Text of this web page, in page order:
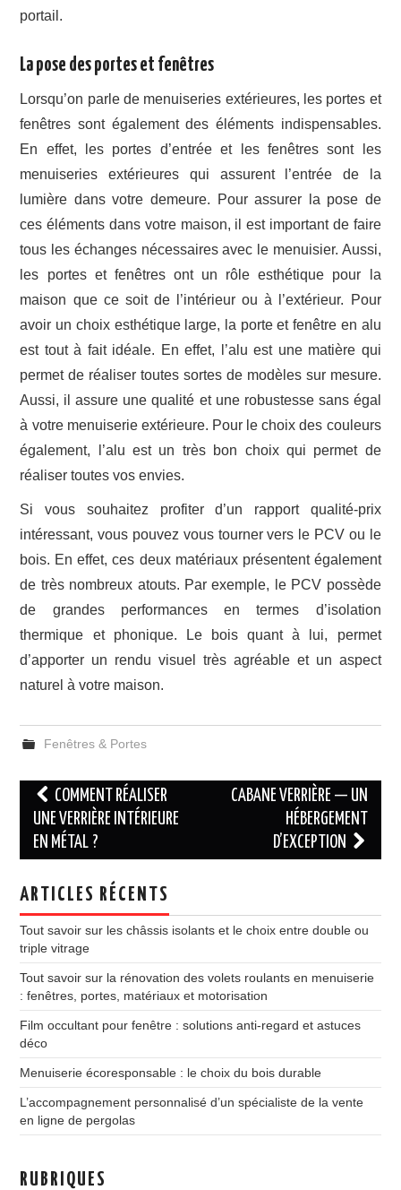
portail.
La pose des portes et fenêtres
Lorsqu’on parle de menuiseries extérieures, les portes et
fenêtres sont également des éléments indispensables.
En effet, les portes d’entrée et les fenêtres sont les
menuiseries extérieures qui assurent l’entrée de la
lumière dans votre demeure. Pour assurer la pose de
ces éléments dans votre maison, il est important de faire
tous les échanges nécessaires avec le menuisier. Aussi,
les portes et fenêtres ont un rôle esthétique pour la
maison que ce soit de l’intérieur ou à l’extérieur. Pour
avoir un choix esthétique large, la porte et fenêtre en alu
est tout à fait idéale. En effet, l’alu est une matière qui
permet de réaliser toutes sortes de modèles sur mesure.
Aussi, il assure une qualité et une robustesse sans égal
à votre menuiserie extérieure. Pour le choix des couleurs
également, l’alu est un très bon choix qui permet de
réaliser toutes vos envies.
Si vous souhaitez profiter d’un rapport qualité-prix
intéressant, vous pouvez vous tourner vers le PCV ou le
bois. En effet, ces deux matériaux présentent également
de très nombreux atouts. Par exemple, le PCV possède
de grandes performances en termes d’isolation
thermique et phonique. Le bois quant à lui, permet
d’apporter un rendu visuel très agréable et un aspect
naturel à votre maison.
Fenêtres & Portes
Navigation
des
articles
COMMENT RÉALISER
UNE VERRIÈRE INTÉRIEURE
EN MÉTAL ?
CABANE VERRIÈRE — UN
HÉBERGEMENT
D’EXCEPTION
ARTICLES RÉCENTS
Tout savoir sur les châssis isolants et le choix entre double ou
triple vitrage
Tout savoir sur la rénovation des volets roulants en menuiserie
: fenêtres, portes, matériaux et motorisation
Film occultant pour fenêtre : solutions anti-regard et astuces
déco
Menuiserie écoresponsable : le choix du bois durable
L’accompagnement personnalisé d’un spécialiste de la vente
en ligne de pergolas
RUBRIQUES